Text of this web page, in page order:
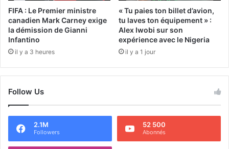
FIFA : Le Premier ministre
canadien Mark Carney exige
la démission de Gianni
Infantino
il y a 3 heures
« Tu paies ton billet d’avion,
tu laves ton équipement » :
Alex Iwobi sur son
expérience avec le Nigeria
il y a 1 jour
Follow Us
2.1M
Followers
52 500
Abonnés